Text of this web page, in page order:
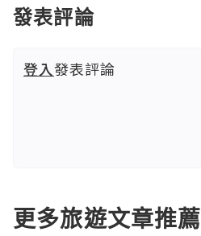
發表評論
登入發表評論
更多旅遊文章推薦